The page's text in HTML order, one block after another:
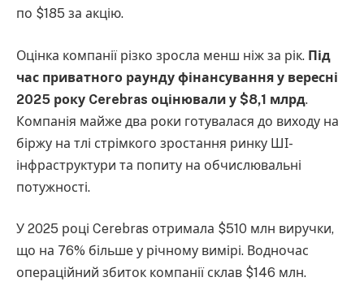
по $185 за акцію.
Оцінка компанії різко зросла менш ніж за рік. Під
час приватного раунду фінансування у вересні
2025 року Cerebras оцінювали у $8,1 млрд.
Компанія майже два роки готувалася до виходу на
біржу на тлі стрімкого зростання ринку ШІ-
інфраструктури та попиту на обчислювальні
потужності.
У 2025 році Cerebras отримала $510 млн виручки,
що на 76% більше у річному вимірі. Водночас
операційний збиток компанії склав $146 млн.